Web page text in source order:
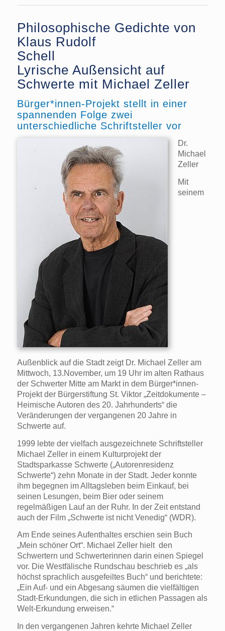
Philosophische Gedichte von
Klaus Rudolf
Schell
Lyrische Außensicht auf
Schwerte mit Michael Zeller
Bürger*innen-Projekt stellt in einer
spannenden Folge zwei
unterschiedliche Schriftsteller vor
Dr.
Michael
Zeller
Mit
seinem
Außenblick auf die Stadt zeigt Dr. Michael Zeller am
Mittwoch, 13.November, um 19 Uhr im alten Rathaus
der Schwerter Mitte am Markt in dem Bürger*innen-
Projekt der Bürgerstiftung St. Viktor „Zeitdokumente –
Heimische Autoren des 20. Jahrhunderts“ die
Veränderungen der vergangenen 20 Jahre in
Schwerte auf.
1999 lebte der vielfach ausgezeichnete Schriftsteller
Michael Zeller in einem Kulturprojekt der
Stadtsparkasse Schwerte („Autorenresidenz
Schwerte“) zehn Monate in der Stadt. Jeder konnte
ihm begegnen im Alltagsleben beim Einkauf, bei
seinen Lesungen, beim Bier oder seinem
regelmäßigen Lauf an der Ruhr. In der Zeit entstand
auch der Film „Schwerte ist nicht Venedig“ (WDR).
Am Ende seines Aufenthaltes erschien sein Buch
„Mein schöner Ort“. Michael Zeller hielt den
Schwertern und Schwerterinnen darin einen Spiegel
vor. Die Westfälische Rundschau beschrieb es „als
höchst sprachlich ausgefeiltes Buch“ und berichtete:
„Ein Auf- und ein Abgesang säumen die vielfältigen
Stadt-Erkundungen, die sich in etlichen Passagen als
Welt-Erkundung erweisen.“
In den vergangenen Jahren kehrte Michael Zeller